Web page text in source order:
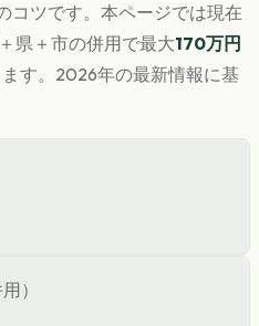
コツです。 本ページでは現在
県＋市の併用で最大170万円
す。 2026年の最新情報に基
）